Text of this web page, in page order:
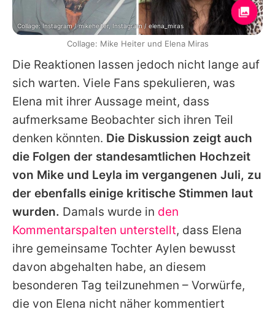
Die Reaktionen lassen jedoch nicht lange auf
sich warten. Viele Fans spekulieren, was
Elena mit ihrer Aussage meint, dass
aufmerksame Beobachter sich ihren Teil
denken könnten. Die Diskussion zeigt auch
die Folgen der standesamtlichen Hochzeit
von Mike und Leyla im vergangenen Juli, zu
der ebenfalls einige kritische Stimmen laut
wurden. Damals wurde in den
Kommentarspalten unterstellt, dass Elena
ihre gemeinsame Tochter Aylen bewusst
davon abgehalten habe, an diesem
besonderen Tag teilzunehmen – Vorwürfe,
die von Elena nicht näher kommentiert
Collage: Instagram / mikeheiter, Instagram / elena_miras
Collage: Mike Heiter und Elena Miras